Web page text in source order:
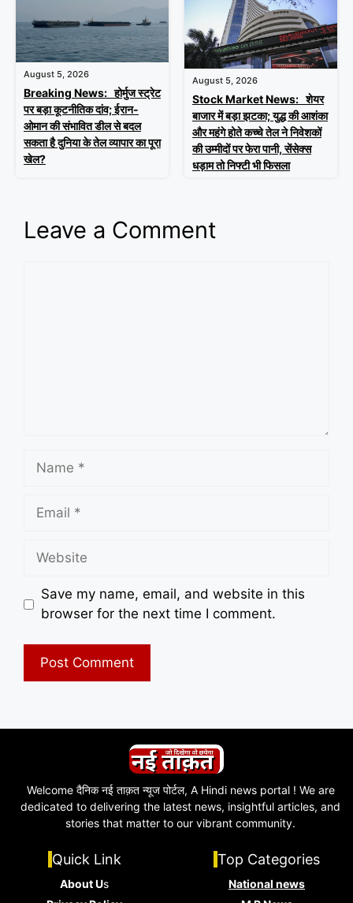
August 5, 2026
Breaking News: होर्मुज स्ट्रेट
पर बड़ा कूटनीतिक दांव; ईरान-
ओमान की संभावित डील से बदल
सकता है दुनिया के तेल व्यापार का पूरा
खेल?
August 5, 2026
Stock Market News: शेयर
बाजार में बड़ा झटका; युद्ध की आशंका
और महंगे होते कच्चे तेल ने निवेशकों
की उम्मीदों पर फेरा पानी, सेंसेक्स
धड़ाम तो निफ्टी भी फिसला
Leave a Comment
Name
Email
Website
Save my name, email, and website in this
browser for the next time I comment.
Welcome दैनिक नई ताक़त न्यूज पोर्टल, A Hindi news portal ! We are
dedicated to delivering the latest news, insightful articles, and
stories that matter to our vibrant community.
Quick Link
About Us
Top Categories
National news